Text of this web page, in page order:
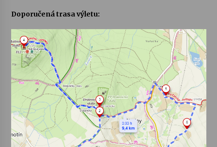
Doporučená trasa výletu: